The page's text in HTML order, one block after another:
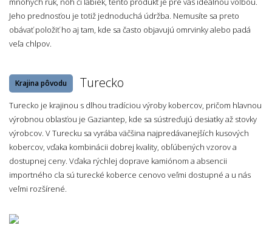
Jeho prednosťou je totiž jednoduchá údržba. Nemusíte sa preto
obávať položiť ho aj tam, kde sa často objavujú omrvinky alebo padá
veľa chlpov.
Krajina pôvodu Turecko
Turecko je krajinou s dlhou tradíciou výroby kobercov, pričom hlavnou
výrobnou oblasťou je Gaziantep, kde sa sústreďujú desiatky až stovky
výrobcov. V Turecku sa vyrába väčšina najpredávanejších kusových
kobercov, vďaka kombinácii dobrej kvality, obľúbených vzorov a
dostupnej ceny. Vďaka rýchlej doprave kamiónom a absencii
importného cla sú turecké koberce cenovo veľmi dostupné a u nás
veľmi rozšírené.